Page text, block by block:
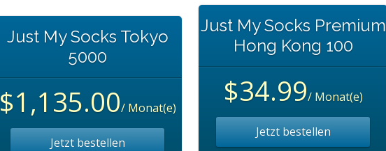
Just My Socks Tokyo
5000
$1,135.00/ Monat(e)
Jetzt bestellen
Just My Socks Premium
Hong Kong 100
$34.99/ Monat(e)
Jetzt bestellen